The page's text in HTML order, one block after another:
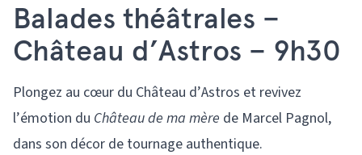
Balades théâtrales –
Château d’Astros – 9h30
Plongez au cœur du Château d’Astros et revivez
l’émotion du Château de ma mère de Marcel Pagnol,
dans son décor de tournage authentique.